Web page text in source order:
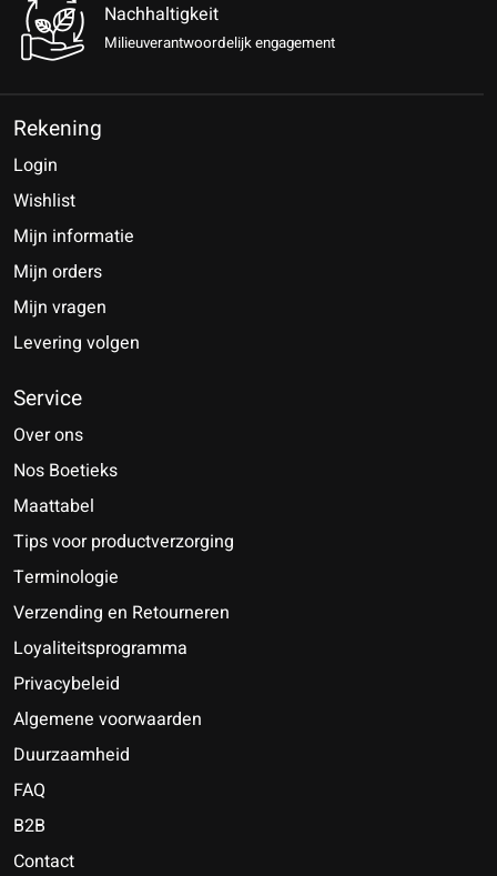
Nachhaltigkeit
Milieuverantwoordelijk engagement
Rekening
Login
Wishlist
Mijn informatie
Mijn orders
Mijn vragen
Levering volgen
Service
Over ons
Nos Boetieks
Maattabel
Tips voor productverzorging
Terminologie
Verzending en Retourneren
Loyaliteitsprogramma
Privacybeleid
Algemene voorwaarden
Duurzaamheid
FAQ
B2B
Contact